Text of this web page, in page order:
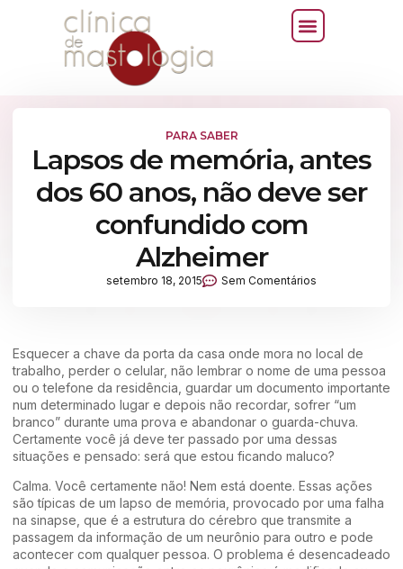
PARA SABER
Lapsos de memória, antes
dos 60 anos, não deve ser
confundido com
Alzheimer
setembro 18, 2015 Sem Comentários
Esquecer a chave da porta da casa onde mora no local de
trabalho, perder o celular, não lembrar o nome de uma pessoa
ou o telefone da residência, guardar um documento importante
num determinado lugar e depois não recordar, sofrer “um
branco” durante uma prova e abandonar o guarda-chuva.
Certamente você já deve ter passado por uma dessas
situações e pensado: será que estou ficando maluco?
Calma. Você certamente não! Nem está doente. Essas ações
são típicas de um lapso de memória, provocado por uma falha
na sinapse, que é a estrutura do cérebro que transmite a
passagem da informação de um neurônio para outro e pode
acontecer com qualquer pessoa. O problema é desencadeado